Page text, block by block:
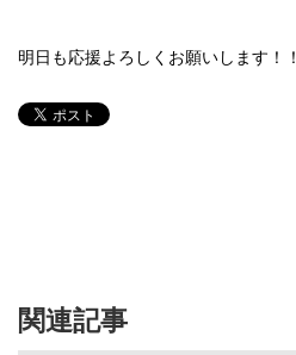
明日も応援よろしくお願いします！！
関連記事